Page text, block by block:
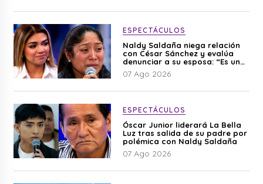
ESPECTÁCULOS
Naldy Saldaña niega relación
con César Sánchez y evalúa
denunciar a su esposa: “Es una
difamación”
07 Ago 2026
ESPECTÁCULOS
Óscar Junior liderará La Bella
Luz tras salida de su padre por
polémica con Naldy Saldaña
07 Ago 2026